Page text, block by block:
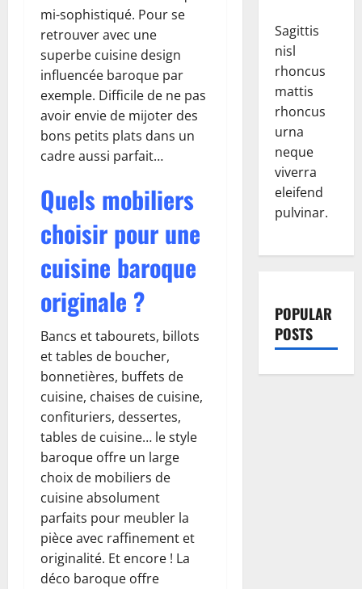
mi-sophistiqué. Pour se
retrouver avec une
superbe cuisine design
influencée baroque par
exemple. Difficile de ne pas
avoir envie de mijoter des
bons petits plats dans un
cadre aussi parfait…
Quels mobiliers
choisir pour une
cuisine baroque
originale ?
Bancs et tabourets, billots
et tables de boucher,
bonnetières, buffets de
cuisine, chaises de cuisine,
confituriers, dessertes,
tables de cuisine… le style
baroque offre un large
choix de mobiliers de
cuisine absolument
parfaits pour meubler la
pièce avec raffinement et
originalité. Et encore ! La
déco baroque offre
Sagittis
nisl
rhoncus
mattis
rhoncus
urna
neque
viverra
eleifend
pulvinar.
POPULAR
POSTS